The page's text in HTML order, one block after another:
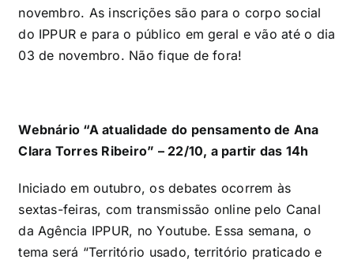
novembro. As inscrições são para o corpo social
do IPPUR e para o público em geral e vão até o dia
03 de novembro. Não fique de fora!
Webnário “A atualidade do pensamento de Ana
Clara Torres Ribeiro” – 22/10, a partir das 14h
Iniciado em outubro, os debates ocorrem às
sextas-feiras, com transmissão online pelo Canal
da Agência IPPUR, no Youtube. Essa semana, o
tema será “Território usado, território praticado e